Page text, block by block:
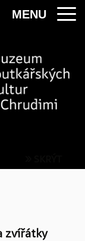
MENU
zvířátky